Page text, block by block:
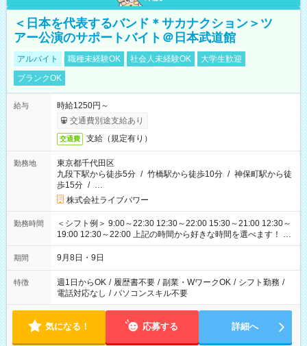
＜日本を代表するバンド＊サカナクション＞ツ
アー公演のサポートバイト＠日本武道館
アルバイト 職種未経験OK 社会人未経験OK
大学生歓迎
ブランクOK
給与
時給1250円～
交通費別途支給あり
交通費 支給（規定有り）
勤務地
東京都千代田区
九段下駅から徒歩5分 / 竹橋駅から徒歩10分 / 神保町駅から徒
歩15分 / …
株式会社ライブパワー
勤務時間
＜シフト例＞ 9:00～22:30 12:30～22:00 15:30～21:00 12:30～
19:00 12:30～22:00 上記の時間から好きな時間を選べます！ ※
時間は変更となる可能性があります
期間 9月8日・9日
特徴 週1日からOK / 履歴書不要 / 副業・WワークOK / シフト勤務 /
電話対応なし / パソコンスキル不要
気になる！ 応募する 詳細へ